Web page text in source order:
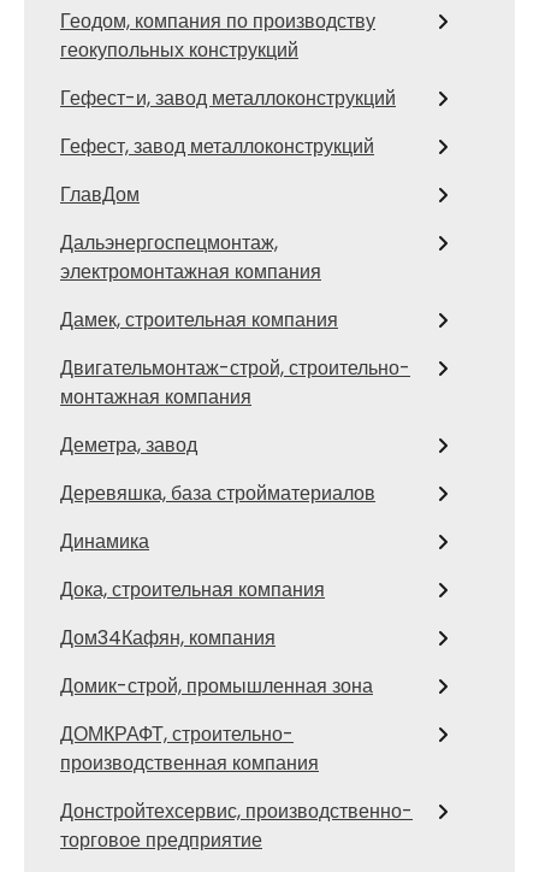
Геодом, компания по производству
геокупольных конструкций
Гефест-и, завод металлоконструкций
Гефест, завод металлоконструкций
ГлавДом
Дальэнергоспецмонтаж,
электромонтажная компания
Дамек, строительная компания
Двигательмонтаж-строй, строительно-
монтажная компания
Деметра, завод
Деревяшка, база стройматериалов
Динамика
Дока, строительная компания
Дом34Кафян, компания
Домик-строй, промышленная зона
ДОМКРАФТ, строительно-
производственная компания
Донстройтехсервис, производственно-
торговое предприятие